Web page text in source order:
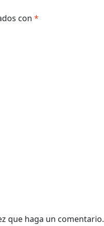
con *
que haga un comentario.